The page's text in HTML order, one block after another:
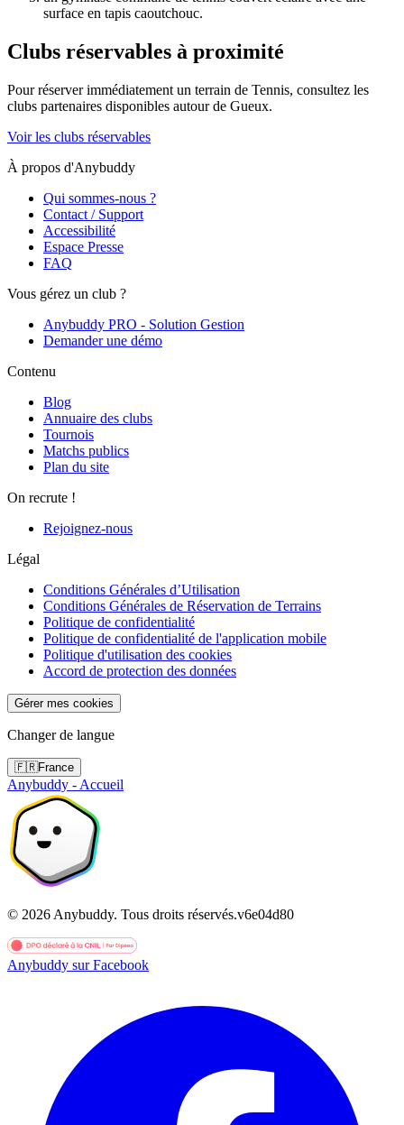
surface en tapis caoutchouc.
Clubs réservables à proximité
Pour réserver immédiatement un terrain de Tennis, consultez les
clubs partenaires disponibles autour de Gueux.
Voir les clubs réservables
À propos d'Anybuddy
Qui sommes-nous ?
Contact / Support
Accessibilité
Espace Presse
FAQ
Vous gérez un club ?
Anybuddy PRO - Solution Gestion
Demander une démo
Contenu
Blog
Annuaire des clubs
Tournois
Matchs publics
Plan du site
On recrute !
Rejoignez-nous
Légal
Conditions Générales d’Utilisation
Conditions Générales de Réservation de Terrains
Politique de confidentialité
Politique de confidentialité de l'application mobile
Politique d'utilisation des cookies
Accord de protection des données
Gérer mes cookies
Changer de langue
🇫🇷France
Anybuddy - Accueil
© 2026 Anybuddy. Tous droits réservés.v6e04d80
Anybuddy sur Facebook